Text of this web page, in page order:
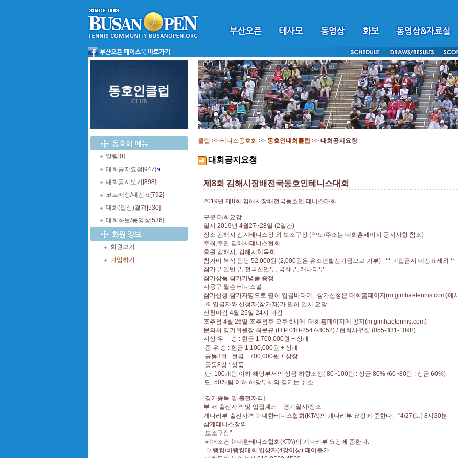
동호인클럽
CLUB
알림 [0]
대회공지요청 [947]
대회공지보기 [898]
코트배정/대진표 [792]
대회(입상)결과[530]
대회화보/동영상[536]
회원보기
가입하기
클럽 >> 테니스동호회 >> 동호인대회클럽 >> 대회공지요청
대회공지요청
제8회 김해시장배전국동호인테니스대회
2019년 제8회 김해시장배전국동호인 테니스대회
구분 대회요강
일시 2019년 4월27~28일 (2일간)
장소 김해시 삼계테니스장 외 보조구장 (약도/주소는 대회홈페이지 공지사항 참조)
주최,주관 김해시테니스협회
후원 김해시, 김해시체육회
참가비 복식 팀당 52,000원 (2,000원은 유소년발전기금으로 기부) ** 미입금시 대진표제외 **
참가부 일반부, 전국신인부, 국화부, 개나리부
참가상품 참가기념품 증정
사용구 월슨 테니스볼
참가신청 참가자명으로 필히 입금바라며, 참가신청은 대회홈페이지(m.gimhaetennis.com)에
※ 입금자와 신청자(참가자)가 필히 일치 요망
신청마감 4월 25일 24시 마감
조추첨 4월 26일 조추첨후 오후 6시에 대회홈페이지에 공지(m.gimhaetennis.com)
문의처 경기위원장 최문규 (H.P 010-2547-8052) / 협회사무실 (055-331-1098)
시상 우 승 : 현금 1,700,000원 + 상패
준 우 승 : 현금 1,100,000원 + 상패
공동3위 : 현금 700,000원 + 상장
공동8강 : 상품
단, 100개팀 이하 해당부서의 상금 하향조정( 80~100팀 : 상금 80% /60~80팀 : 상금 60%)
단, 50개팀 이하 해당부서의 경기는 취소
[경기종목 및 출전자격]
부 서 출전자격 및 입급계좌 경기일시/장소
개나리부 출전자격 ▷대한테니스협회(KTA)의 개나리부 요강에 준한다. "4/27(토) 8시30분
삼계테니스장외
보조구장"
페어조건 ▷대한테니스협회(KTA)의 개나리부 요강에 준한다.
▷랭킹/비랭킹대회 입상자(4강이상) 페어불가